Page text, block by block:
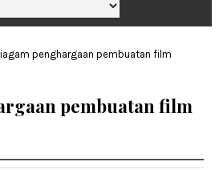
penghargaan pembuatan film
pembuatan film